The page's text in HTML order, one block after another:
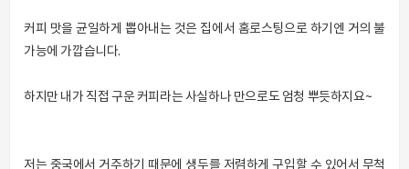
커피 맛을 균일하게 뽑아내는 것은 집에서 홈로스팅으로 하기엔 거의 불
가능에 가깝습니다.
하지만 내가 직접 구운 커피라는 사실하나 만으로도 엄청 뿌듯하지요~
저는 중국에서 거주하기 때문에 생두를 저렴하게 구입할 수 있어서 무척